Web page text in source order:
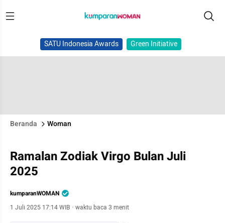
SATU Indonesia Awards Green Initiative
Beranda Woman
Ramalan Zodiak Virgo Bulan Juli
2025
kumparanWOMAN
1 Juli 2025 17:14 WIB · waktu baca 3 menit